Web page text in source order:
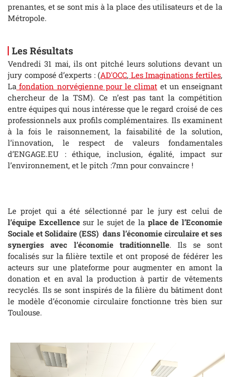
prenantes, et se sont mis à la place des utilisateurs et de la
Métropole.
Les Résultats
Vendredi 31 mai, ils ont pitché leurs solutions devant un
jury composé d’experts : (AD'OCC, Les Imaginations fertiles,
La fondation norvégienne pour le climat et un enseignant
chercheur de la TSM). Ce n’est pas tant la compétition
entre équipes qui nous intéresse que le regard croisé de ces
professionnels aux profils complémentaires. Ils examinent
à la fois le raisonnement, la faisabilité de la solution,
l’innovation, le respect de valeurs fondamentales
d’ENGAGE.EU : éthique, inclusion, égalité, impact sur
l’environnement, et le pitch :7mn pour convaincre !
Le projet qui a été sélectionné par le jury est celui de
l’équipe Excellencesur le sujet de la place de l’Economie
Sociale et Solidaire (ESS) dans l’économie circulaire et ses
synergies avec l’économie traditionnelle. Ils se sont
focalisés sur la filière textile et ont proposé de fédérer les
acteurs sur une plateforme pour augmenter en amont la
donation et en aval la production à partir de vêtements
recyclés. Ils se sont inspirés de la filière du bâtiment dont
le modèle d’économie circulaire fonctionne très bien sur
Toulouse.